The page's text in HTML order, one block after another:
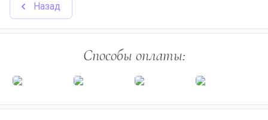
Назад
Способы оплаты: